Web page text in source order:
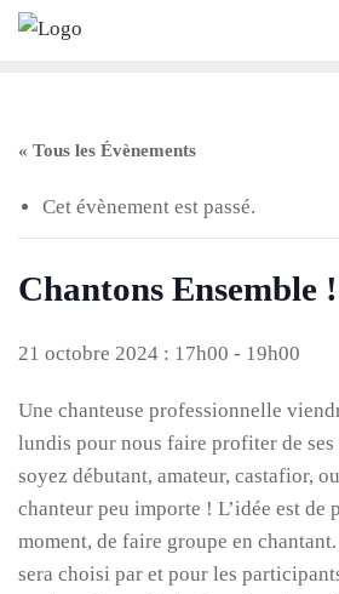
Skip
« Tous les Évènements
Cet évènement est passé.
Chantons Ensemble
21 octobre 2024 : 17h00 - 19h00
Une chanteuse professionnelle
lundis pour nous faire profiter de ses
soyez débutant, amateur, castafior,
chanteur peu importe ! L’idée est de
moment, de faire groupe en
sera choisi par et pour les